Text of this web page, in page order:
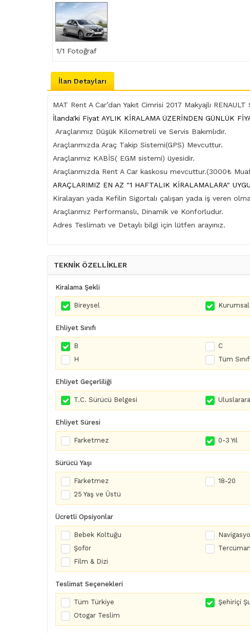
1/1 Fotoğraf
İlan Detayları
MAT Rent A Car’dan Yakıt Cimrisi 2017 Makyajlı RENAULT
İlanda'ki Fiyat AYLIK KİRALAMA ÜZERİNDEN GÜNLÜK
Araçlarımız Düşük Kilometreli ve Servis Bakımlıdır.
Araçlarımızda Araç Takip Sistemi(GPS) Mevcuttur.
Araçlarımız KABİS( EGM sistemi) üyesidir.
Araçlarımızda Rent A Car kaskosu mevcuttur.(3000₺
ARAÇLARIMIZ EN AZ "1 HAFTALIK KİRALAMALARA"
Kiralayan yada Kefilin Sigortalı çalışan yada iş veren
Araçlarımız Performanslı, Dinamik ve Konforludur.
Adres Teslimatı ve Detaylı bilgi için lütfen arayınız.
TEKNİK ÖZELLİKLER
Kiralama Şekli
Bireysel Kurumsal
Ehliyet Sınıfı
B C
H
Tüm
Ehliyet Geçerliliği
T.C. Sürücü Belgesi
Ehliyet Süresi
Farketmez 0-3 Yıl
Sürücü Yaşı
Farketmez 18-20
25 Yaş ve Üstü
Ücretli Opsiyonlar
Bebek Koltuğu
Şoför
Tercüman
Film & Dizi
Teslimat Seçenekleri
Tüm Türkiye Şehiriçi
Otogar Teslim